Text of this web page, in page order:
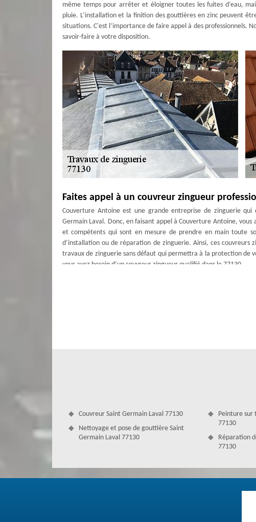
même temps pour arrêter et éloigner toutes les fuites d’eau,
pluie. L’installation et la finition des gouttières en zinc peuvent
situations. C'est l’importance de faire appel à des professionnels.
savoir-faire à votre disposition.
Faites appel à un couvreur zingueur
Couverture Antoine est une grande entreprise de zinguerie
Germain Laval. Donc, en faisant appel à Couverture Antoine,
et compétents qui sont en mesure de prendre en main toute
d’installation ou de réparation de zinguerie. Ainsi, ces couvreurs
travaux de zinguerie sans défaut qui permettra à la protection de
vous avez besoin d’un couvreur zingueur qualifié dans le 77130.
Équipe d’artisan zingueur professionnel en
Le zinc est un élément indispensable permettant à l'eau de pluie
Couvreur Saint Germain Laval 77130
Nettoyage et pose de gouttière Saint
Germain Laval 77130
Peinture sur
77130
Réparation
77130